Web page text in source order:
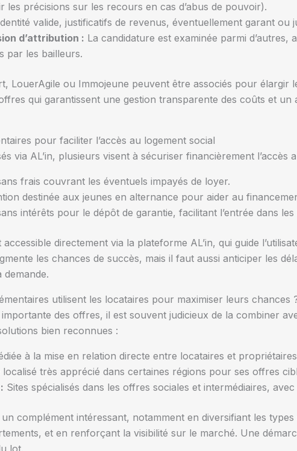
les précisions sur les recours en cas d’abus de pouvoir).
valide, justificatifs de revenus, éventuellement garant ou
d’attribution : La candidature est examinée parmi d’autres,
par les bailleurs.
LouerAgile ou Immojeune peuvent être associés pour élargir
qui garantissent une gestion transparente des coûts et un
pour faciliter l’accès au logement social
via AL’in, plusieurs visent à sécuriser financièrement l’accès
frais couvrant les éventuels impayés de loyer.
destinée aux jeunes en alternance pour aider au
intérêts pour le dépôt de garantie, facilitant l’entrée dans les
accessible directement via la plateforme AL’in, qui guide
les chances de succès, mais il faut aussi anticiper les
demande.
utilisent les locataires pour maximiser leurs chances
des offres, il est souvent judicieux de la combiner
bien reconnues :
à la mise en relation directe entre locataires et
localisé très apprécié dans certaines régions pour ses offres
Sites spécialisés dans les offres sociales et intermédiaires,
complément intéressant, notamment en diversifiant les types
et en renforçant la visibilité sur le marché. Une